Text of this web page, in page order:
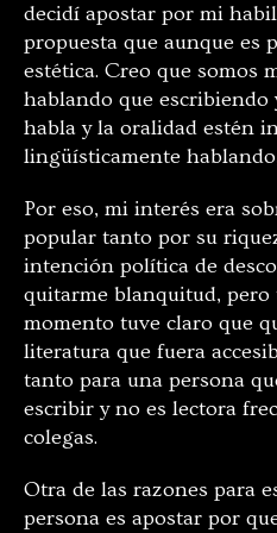
decidí apostar por mi
propuesta que aunque es
estética. Creo que somos
hablando que escribiendo
habla y la oralidad estén
lingüísticamente
Por eso, mi interés era
popular tanto por su
intención política de
quitarme blanquitud,
momento tuve claro que
literatura que fuera
tanto para una persona
escribir y no es lectora
colegas.
Otra de las razones para
persona es apostar por